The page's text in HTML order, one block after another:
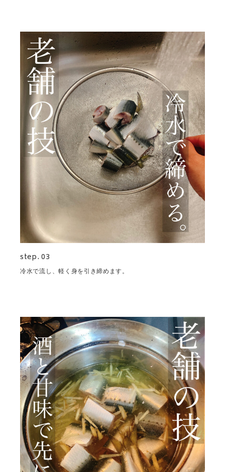
step. 03
冷水で流し、軽く身を引き締めます。